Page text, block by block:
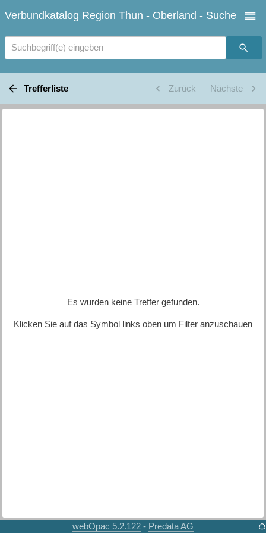
Verbundkatalog Region Thun - Oberland - Suche
Suchbegriff(e) eingeben
Trefferliste Zurück Nächste
Es wurden keine Treffer gefunden.
Klicken Sie auf das Symbol links oben um Filter anzuschauen
webOpac 5.2.122 - Predata AG